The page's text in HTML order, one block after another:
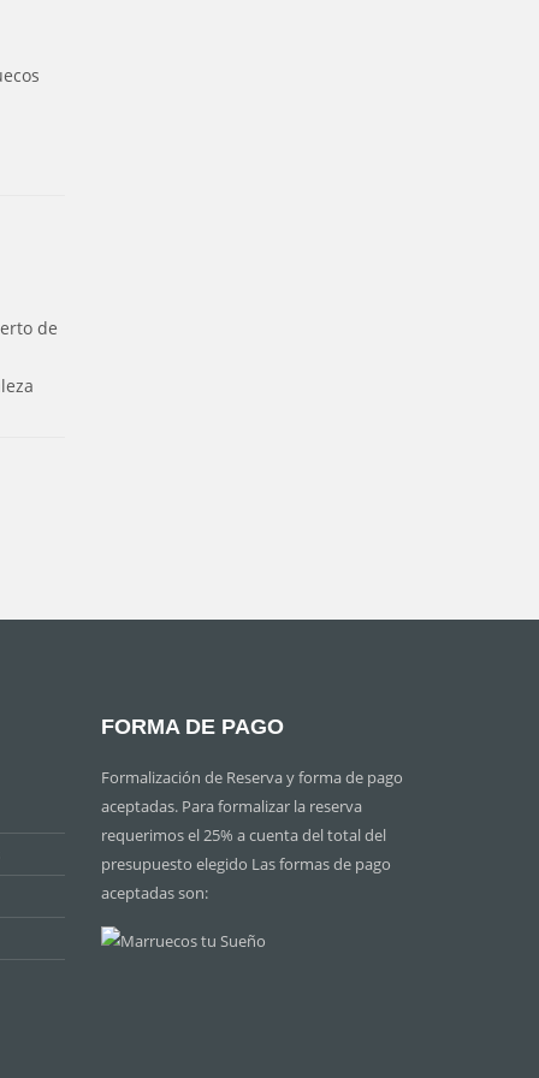
de
FORMA DE PAGO
Formalización de Reserva y forma de pago
aceptadas. Para formalizar la reserva
requerimos el 25% a cuenta del total del
presupuesto elegido Las formas de pago
aceptadas son: